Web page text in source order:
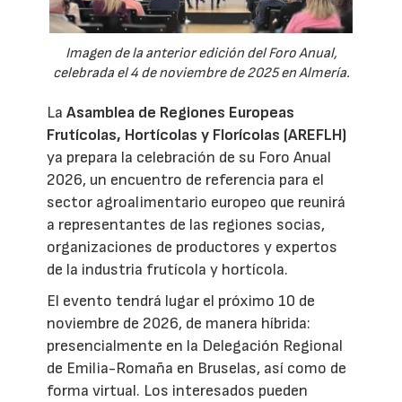
Imagen de la anterior edición del Foro Anual,
celebrada el 4 de noviembre de 2025 en Almería.
LaAsamblea de Regiones Europeas
Frutícolas, Hortícolas y Florícolas (AREFLH)
ya prepara la celebración de su Foro Anual
2026, un encuentro de referencia para el
sector agroalimentario europeo que reunirá
a representantes de las regiones socias,
organizaciones de productores y expertos
de la industria frutícola y hortícola.
El evento tendrá lugar el próximo 10 de
noviembre de 2026, de manera híbrida:
presencialmente en la Delegación Regional
de Emilia-Romaña en Bruselas, así como de
forma virtual. Los interesados pueden